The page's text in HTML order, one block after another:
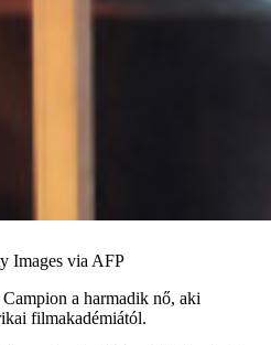
Images via AFP
a harmadik nő, aki
filmakadémiától.